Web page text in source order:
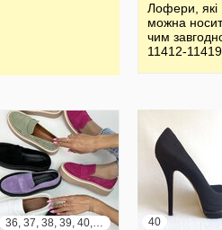
Лофери, які
можна
чим
11412-11419
36, 37, 38, 39, 40, 41 40